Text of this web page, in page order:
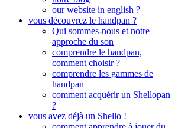
our website in english ?
vous découvrez le handpan ?
Qui sommes-nous et notre
approche du son
comprendre le handpan,
comment choisir ?
comprendre les gammes de
handpan
comment acquérir un Shellopan
?
vous avez déjà un Shello !